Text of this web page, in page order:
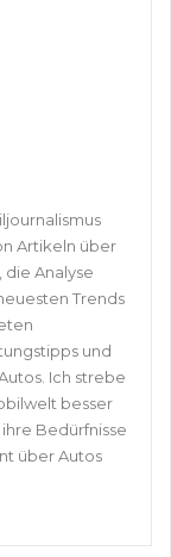
Artikeln über
Analyse
Trends
und
Ich strebe
besser
Bedürfnisse
über Autos